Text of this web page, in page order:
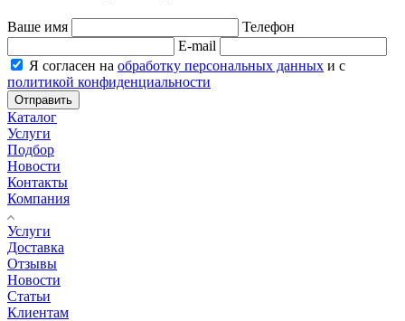
Ваше имя
Телефон
E-mail
Я согласен на обработку персональных данных и с
политикой конфиденциальности
Отправить
Каталог
Услуги
Подбор
Новости
Контакты
Компания
Услуги
Доставка
Отзывы
Новости
Статьи
Клиентам